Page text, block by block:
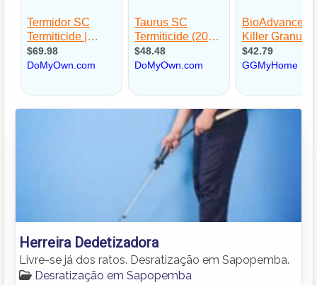
Herreira Dedetizadora
Livre-se já dos ratos. Desratização em Sapopemba.
Desratização em Sapopemba